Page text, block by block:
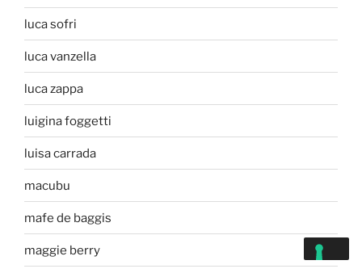
luca sofri
luca vanzella
luca zappa
luigina foggetti
luisa carrada
macubu
mafe de baggis
maggie berry